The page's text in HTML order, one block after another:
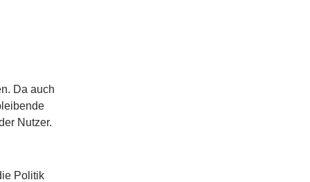
Da auch
Nutzer.
Politik